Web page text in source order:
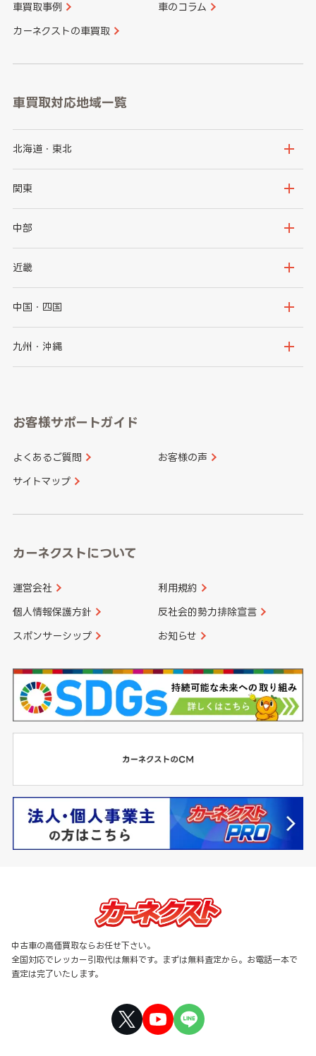
車買取事例 車のコラム
カーネクストの車買取
車買取対応地域一覧
北海道・東北
北海道
岩手県
秋田県
関東
茨城県
群馬県
千葉県
中部
新潟県
石川県
山梨県
愛知県
近畿
大阪府
京都府
和歌山県
中国・四国
鳥取県
山口県
香川県 愛媛県
九州・沖縄
長崎県
大分県 宮崎県
お客様サポートガイド
よくあるご質問 お客様の声
サイトマップ
カーネクストについて
運営会社 利用規約
個人情報保護方針 反社会的勢力排除宣言
スポンサーシップ お知らせ
中古車の高価買取ならお任せ下さい。
全国対応でレッカー引取代は無料です。まずは無料査定から。お電話一本で
査定は完了いたします。